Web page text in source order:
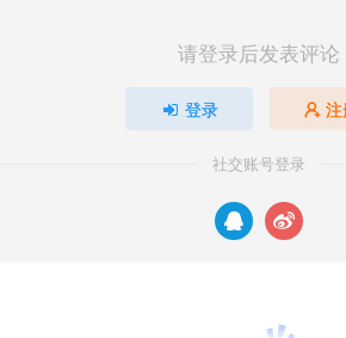
请登录后发表评论
登录
社交账号登录